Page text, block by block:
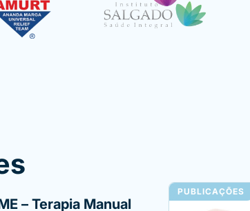
– Terapia Manual
PUBLICAÇÕES